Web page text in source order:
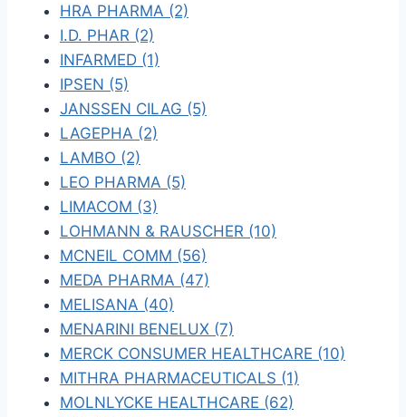
HRA PHARMA (2)
I.D. PHAR (2)
INFARMED (1)
IPSEN (5)
JANSSEN CILAG (5)
LAGEPHA (2)
LAMBO (2)
LEO PHARMA (5)
LIMACOM (3)
LOHMANN & RAUSCHER (10)
MCNEIL COMM (56)
MEDA PHARMA (47)
MELISANA (40)
MENARINI BENELUX (7)
MERCK CONSUMER HEALTHCARE (10)
MITHRA PHARMACEUTICALS (1)
MOLNLYCKE HEALTHCARE (62)